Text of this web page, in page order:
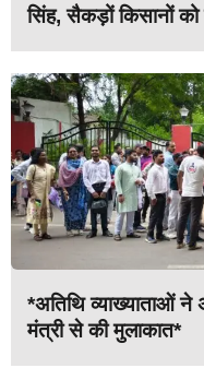
सिंह, सैकड़ों किसानों को
*अतिथि व्याख्याताओं ने
मंत्री से की मुलाकात*